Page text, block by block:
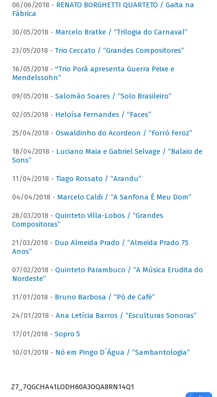
06/06/2018 - RENATO BORGHETTI QUARTETO / Gaita na
Fábrica
30/05/2018 - Marcelo Bratke / “Trilogia do Carnaval”
23/05/2018 - Trio Ceccato / “Grandes Compositores”
16/05/2018 - "Trio Porã apresenta Guerra Peixe e
Mendelssohn”
09/05/2018 - Salomão Soares / “Solo Brasileiro”
02/05/2018 - Heloísa Fernandes / “Faces”
25/04/2018 - Oswaldinho do Acordeon / “Forró Feroz”
18/04/2018 - Luciano Maia e Gabriel Selvage / “Balaio de
Sons”
11/04/2018 - Tiago Rossato / “Arandu”
04/04/2018 - Marcelo Caldi / “A Sanfona É Meu Dom”
28/03/2018 - Quinteto Villa-Lobos / “Grandes
Compositoras”
21/03/2018 - Duo Almeida Prado / “Almeida Prado 75
Anos”
07/02/2018 - Quinteto Parambuco / “A Música Erudita do
Nordeste”
31/01/2018 - Bruno Barbosa / “Pó de Café”
24/01/2018 - Ana Letícia Barros / “Esculturas Sonoras”
17/01/2018 - Sopro 5
10/01/2018 - Nó em Pingo D´Água / “Sambantologia”
Z7_7QGCHA41LODH60A3OQA8RN14Q1